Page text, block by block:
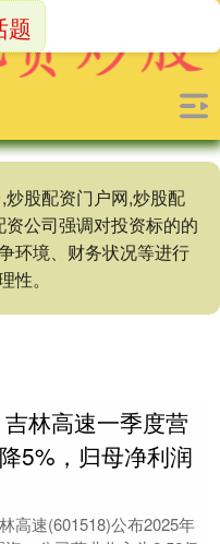
股配资门户网,炒股配
公司强调对投资标的的
环境、财务状况等进行
。
题
林高速一季度营
5%，归母净利润
高速(601518)公布2025年